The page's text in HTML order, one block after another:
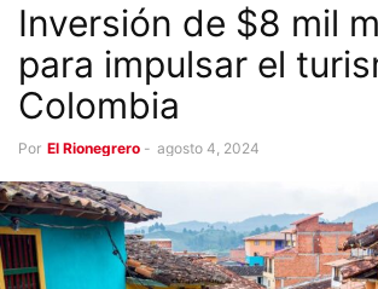
Inversión de $8 mil
para impulsar el
Colombia
Por El Rionegrero - agosto 4, 2024